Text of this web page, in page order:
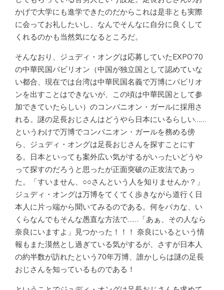
かげで大学にも進学できたのだからこれは是非とも実際
に会ってお礼したいし、なんでそんなに自分に良くして
くれるのかも当然気になるところだ。
そんなおり、ジュディ・オングは応募していたEXPO’70
の中華民国パビリオン（中国が独立国として認めていな
い都合、現在では台湾は中華民国名義で万博にパビリオ
ンを出すことはできないが、この頃は中華民国として参
加できていたらしい）のコンパニオン・ガールに採用さ
れる。謎の足長おじさんはどうやら日本にいるらしい……
というわけで万博でコンパニオン・ガールを務める傍
ら、ジュディ・オングは足長おじさんを探すことにす
る。日本といっても案外広い気がするがいったいどうや
って探すのだろうと思ったが正面突破の正攻法であっ
た。「すいません、○○さんという人を知りませんか？」
ジュディ・オングは万博をてくてく歩きながら道行く日
本人に片っ端から聞いてみるのである。何をバカな、い
くらなんでもそんな愚直な方法で……「あぁ、その人なら
奈良にいますよ」見つかった！！！ 奈良にいるという情
報もまた漠然とし過ぎている気がするが、さすが日本人
の約半数が訪れたという70年万博、誰かしらは謎の足長
おじさんを知っているものである！